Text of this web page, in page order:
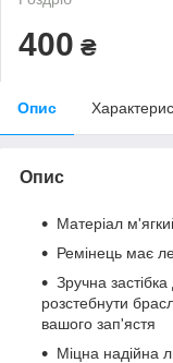
400 ₴
Опис
Опис
Матеріал
Ремінець має
Зручна
розстебнути
вашого зап'ястя
Міцна надійна